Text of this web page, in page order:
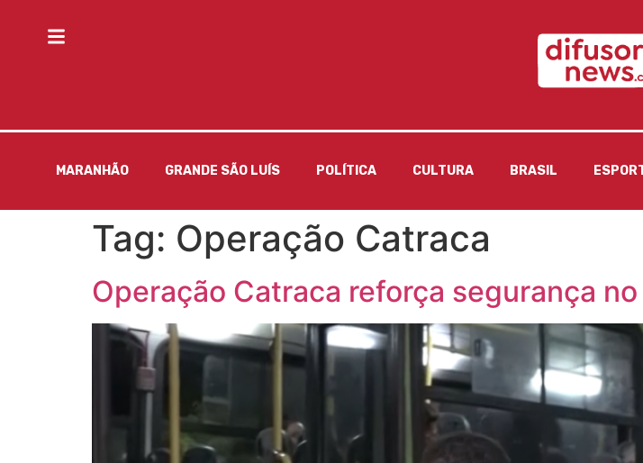
MARANHÃO GRANDE SÃO LUÍS POLÍTICA CULTURA BRASIL
Tag: Operação Catraca
Operação Catraca reforça segurança